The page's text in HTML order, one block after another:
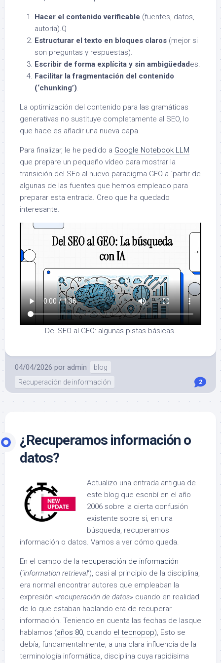
Hacer el contenido verificable (fuentes, datos,
autoría).Q
Estructurar el texto en bloques claros (mejor si
son preguntas y respuestas).
Escribir de forma explícita y sin ambigüedades.
Facilitar la fragmentación del contenido
(‘chunking’).
La optimización del contenido para las gramáticas
generativas no sustituye completamente al SEO, lo
que hace es añadir una nueva capa.
Para finalizar, le he pedido a Google Notebook LLM
que prepare un pequeño vídeo para mostrar la
transición del SEo al nuevo paradigma GEO a `partir de
algunas de las fuentes que hemos empleado para
preparar esta entrada. Creo que ha quedado
interesante.
Del SEO al GEO: algunas pistas básicas.
04/04/2026 por admin
blog
Recuperación de información
2
¿Recuperamos información o
datos?
Actualizo una entrada antigua de
este blog que escribí en el año
2006 sobre la cierta confusión
existente sobre si, en una
búsqueda, recuperamos
información o datos. Vamos a ver cómo queda.
En el campo de la recuperación de información
(‘information retrieval‘), casi al principio de la disciplina,
era normal encontrar autores que empleaban la
expresión «recuperación de datos» cuando en realidad
de lo que estaban hablando era de recuperar
información. Teniendo en cuenta las fechas de lasque
hablamos (años 80, cuando el tecnopop), Esto se
debía, fundamentalmente, a una clara influencia de la
terminología informática, disciplina cuya rapidísima